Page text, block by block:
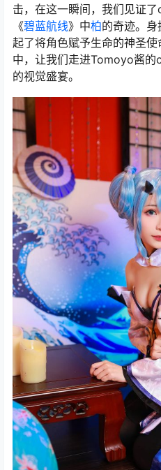
击，在这一瞬间，我们见证
《碧蓝航线》中柏的奇迹。
起了将角色赋予生命的神圣
中，让我们走进Tomoyo酱
的视觉盛宴。